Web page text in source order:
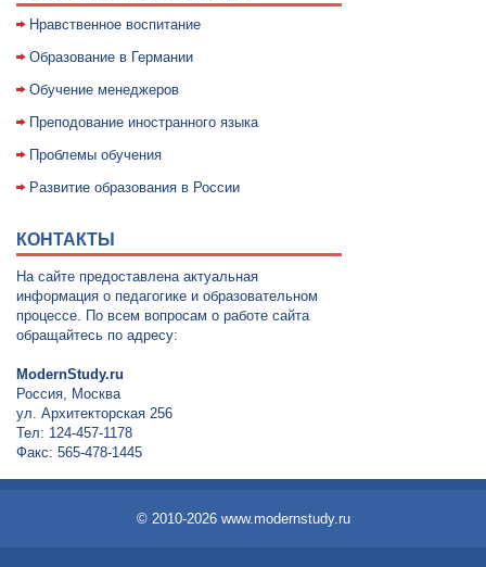
Нравственное воспитание
Образование в Германии
Обучение менеджеров
Преподование иностранного языка
Проблемы обучения
Развитие образования в России
КОНТАКТЫ
На сайте предоставлена актуальная
информация о педагогике и образовательном
процессе. По всем вопросам о работе сайта
обращайтесь по адресу:
ModernStudy.ru
Россия, Москва
ул. Архитекторская 256
Тел: 124-457-1178
Факс: 565-478-1445
© 2010-2026 www.modernstudy.ru